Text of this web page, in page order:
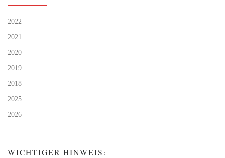
2022
2021
2020
2019
2018
2025
2026
WICHTIGER HINWEIS: